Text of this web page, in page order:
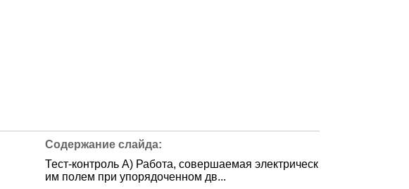
Тест-контроль А) Работа, совершаемая электрическ
им полем при упорядоченном дв...